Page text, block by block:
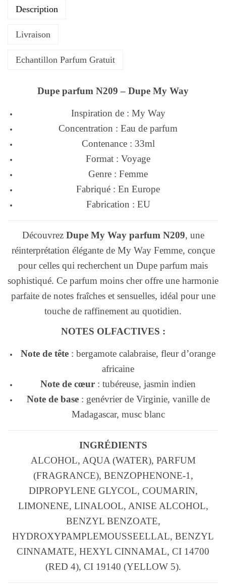
Description
Livraison
Echantillon Parfum Gratuit
Dupe parfum N209 – Dupe My Way
Inspiration de : My Way
Concentration : Eau de parfum
Contenance : 33ml
Format : Voyage
Genre : Femme
Fabriqué : En Europe
Fabrication : EU
Découvrez Dupe My Wayparfum N209, une
réinterprétation élégante de My Way Femme, conçue
pour celles qui recherchent un Dupe parfum mais
sophistiqué. Ce parfum moins cher offre une harmonie
parfaite de notes fraîches et sensuelles, idéal pour une
touche de raffinement au quotidien.
NOTES OLFACTIVES :
Note de tête : bergamote calabraise, fleur d’orange
africaine
Note de cœur : tubéreuse, jasmin indien
Note de base: genévrier de Virginie, vanille de
Madagascar, musc blanc
INGRÉDIENTS
ALCOHOL, AQUA (WATER), PARFUM
(FRAGRANCE), BENZOPHENONE-1,
DIPROPYLENE GLYCOL, COUMARIN,
LIMONENE, LINALOOL, ANISE ALCOHOL,
BENZYL BENZOATE,
HYDROXYPAMPLEMOUSSEELLAL, BENZYL
CINNAMATE, HEXYL CINNAMAL, CI 14700
(RED 4), CI 19140 (YELLOW 5).